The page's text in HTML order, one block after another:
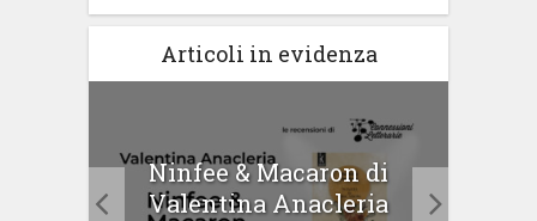
Articoli in evidenza
Ninfee & Macaron di
Valentina Anacleria